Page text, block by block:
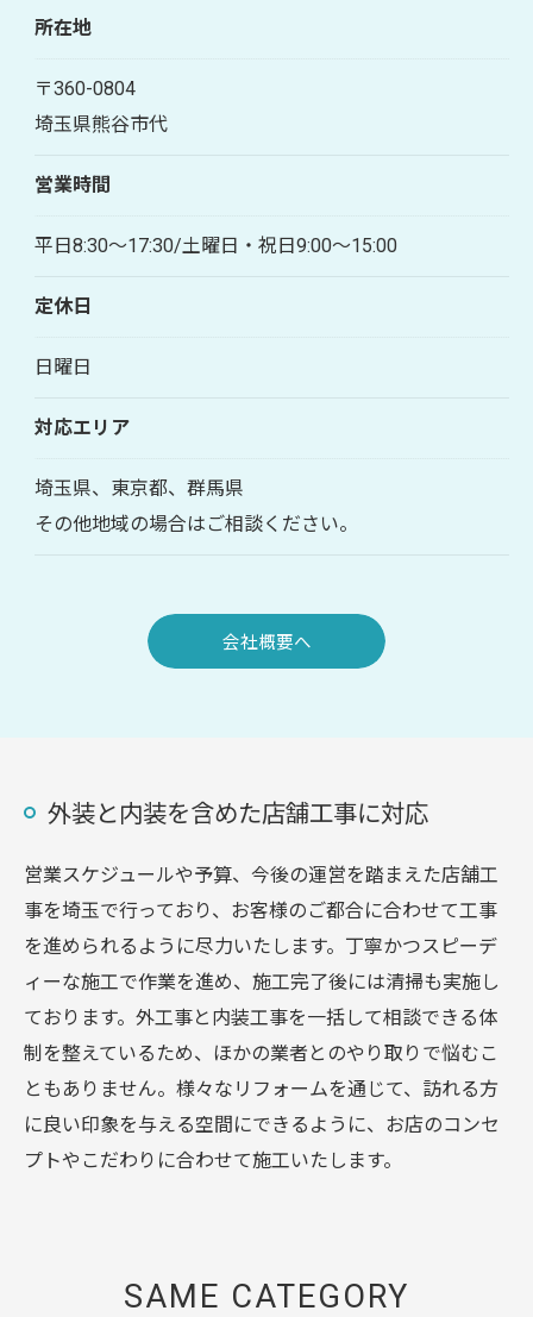
所在地
〒360-0804
埼玉県熊谷市代
営業時間
平日8:30～17:30/土曜日・祝日9:00～15:00
定休日
日曜日
対応エリア
埼玉県、東京都、群馬県
その他地域の場合はご相談ください。
会社概要へ
外装と内装を含めた店舗工事に対応
営業スケジュールや予算、今後の運営を踏まえた店舗工
事を埼玉で行っており、お客様のご都合に合わせて工事
を進められるように尽力いたします。丁寧かつスピーデ
ィーな施工で作業を進め、施工完了後には清掃も実施し
ております。外工事と内装工事を一括して相談できる体
制を整えているため、ほかの業者とのやり取りで悩むこ
ともありません。様々なリフォームを通じて、訪れる方
に良い印象を与える空間にできるように、お店のコンセ
プトやこだわりに合わせて施工いたします。
SAME CATEGORY
お問い合わせはこちら